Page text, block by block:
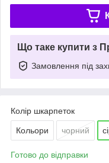
Що таке купити з
Замовлення під
Колір шкарпеток
Кольори чорний
Готово до відправки